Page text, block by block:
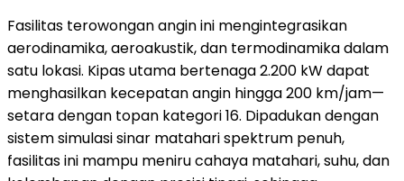
Fasilitas terowongan angin ini mengintegrasikan
aerodinamika, aeroakustik, dan termodinamika dalam
satu lokasi. Kipas utama bertenaga 2.200 kW dapat
menghasilkan kecepatan angin hingga 200 km/jam—
setara dengan topan kategori 16. Dipadukan dengan
sistem simulasi sinar matahari spektrum penuh,
fasilitas ini mampu meniru cahaya matahari, suhu, dan